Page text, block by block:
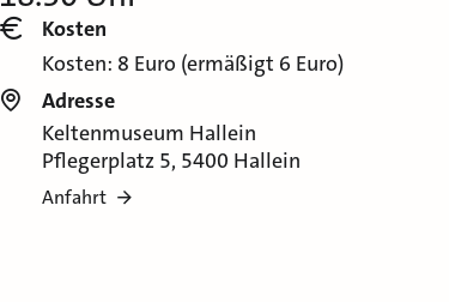
Kosten
Kosten: 8 Euro (ermäßigt 6 Euro)
Adresse
Keltenmuseum Hallein
Pflegerplatz 5, 5400 Hallein
Anfahrt